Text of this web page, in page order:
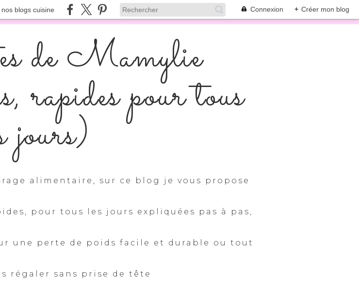
nos blogs cuisine Connexion + Créer mon blog
de Mamylie
rapides pour tous
jours)
alimentaire, sur ce blog je vous propose
pour tous les jours expliquées pas à pas,
une perte de poids facile et durable ou tout
régaler sans prise de tête